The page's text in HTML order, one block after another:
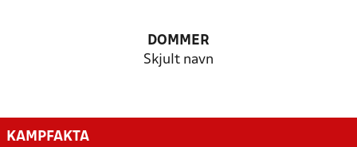
DOMMER
Skjult navn
KAMPFAKTA